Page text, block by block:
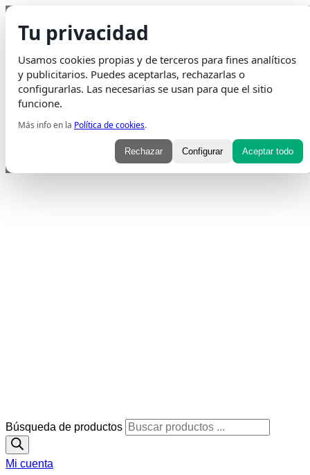
Tu privacidad
Usamos cookies propias y de terceros para fines analíticos
y publicitarios. Puedes aceptarlas, rechazarlas o
configurarlas. Las necesarias se usan para que el sitio
funcione.
Más info en la Política de cookies.
Rechazar Configurar Aceptar todo
Saltar al contenido
Envio Gratisen pedidos superiores a 75€ | Entrega en 24H
Whatsapp Envelope Instagram Tiktok
Búsqueda de productos
Mi cuenta